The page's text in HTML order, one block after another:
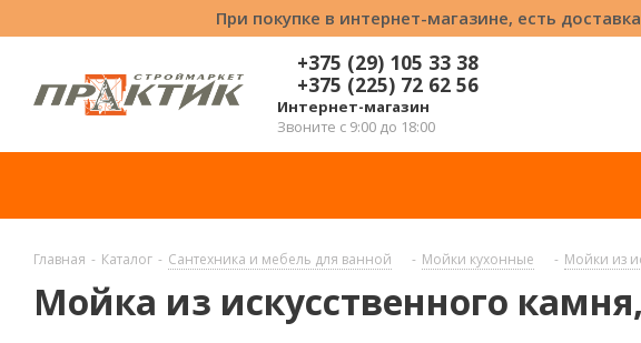
При покупке в интернет-магазине, есть
+375 (29) 105 33 38
+375 (225) 72 62 56
Интернет-магазин
Звоните с 9:00 до 18:00
Главная - Каталог - Сантехника и мебель для ванной - Мойки кухонные - Мойки из
Мойка из искусственного